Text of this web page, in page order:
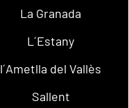
La Granada
L´Estany
l´Ametlla del Vallès
Sallent